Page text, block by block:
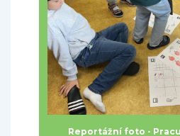
Reportážní foto -